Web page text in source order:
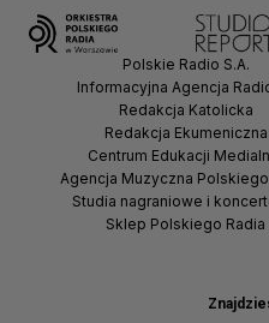
Polskie Radio S.A.
Informacyjna Agencja
Redakcja Katolicka
Redakcja Ekumeniczna
Centrum Edukacji
Agencja Muzyczna Polskiego
Studia nagraniowe i
Sklep Polskiego Radia